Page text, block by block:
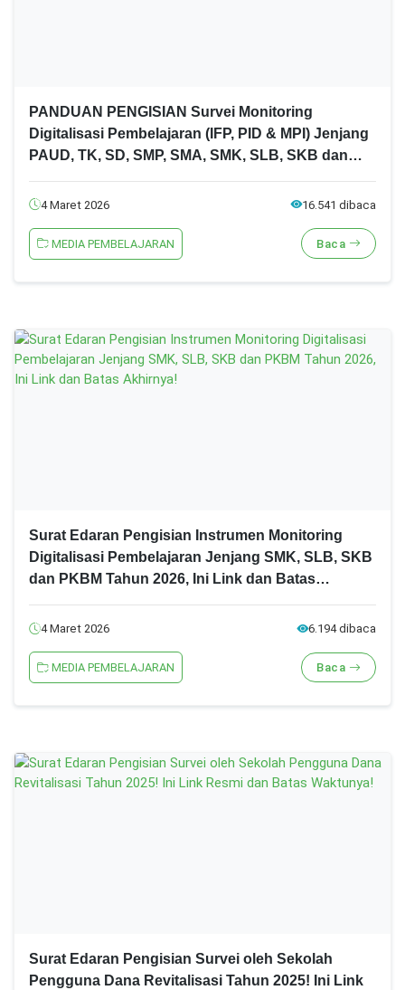
PANDUAN PENGISIAN Survei Monitoring
Digitalisasi Pembelajaran (IFP, PID & MPI) Jenjang
PAUD, TK, SD, SMP, SMA, SMK, SLB, SKB dan
4 Maret 2026 16.541 dibaca
MEDIA PEMBELAJARAN Baca
Surat Edaran Pengisian Instrumen Monitoring
Digitalisasi Pembelajaran Jenjang SMK, SLB, SKB
dan PKBM Tahun 2026, Ini Link dan Batas
4 Maret 2026 6.194 dibaca
MEDIA PEMBELAJARAN Baca
Surat Edaran Pengisian Survei oleh Sekolah
Pengguna Dana Revitalisasi Tahun 2025! Ini Link